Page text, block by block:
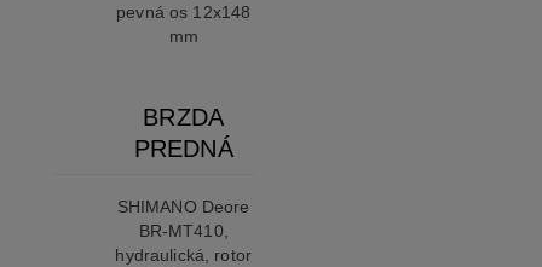
pevná os 12x148
mm
BRZDA
PREDNÁ
SHIMANO Deore
BR-MT410,
hydraulická, rotor